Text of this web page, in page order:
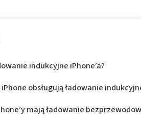
indukcyjne iPhone’a?
obsługują ładowanie
mają ładowanie